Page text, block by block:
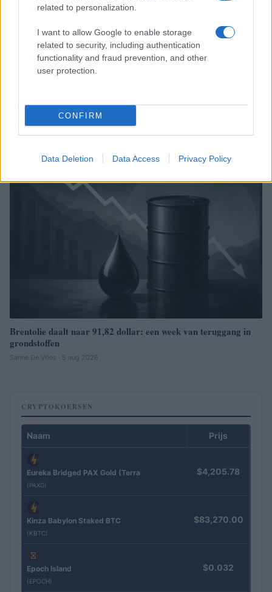
related to personalization.
I want to allow Google to enable storage
related to security, including authentication
functionality and fraud prevention, and other
user protection.
CONFIRM
Data Deletion Data Access Privacy Policy
Brentolie daalt naar 88.9 dollar: grondstoffen onder druk
Sanne De Vries · 6 aug 2026
Brentolie daalt naar 91,82 dollar: een week van teruggang in
grondstoffen
Sanne De Vries · 5 aug 2026
CRYPTOKOERSEN
Naam Prijs
Eureka Bridged PAX Gold (Terra
(PAXG)
$4,205.78
Kinza Babylon Staked BTC
(KBTC)
$83,270.00
Epoch Island
(EPOCH)
$0.032